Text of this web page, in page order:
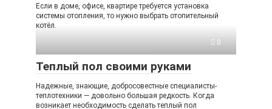
Если в доме, офисе, квартире требуется установка
системы отопления, то нужно выбрать отопительный
котёл.
0
Теплый пол своими руками
Надежные, знающие, добросовестные специалисты-
теплотехники — довольно большая редкость. Когда
возникает необходимость сделать теплый пол